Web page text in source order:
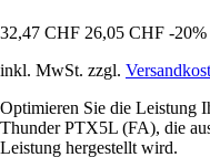
32,47 CHF 26,05 CHF -20%
inkl. MwSt. zzgl.
Optimieren Sie die Leistung
Thunder PTX5L (FA), die
Leistung hergestellt wird.